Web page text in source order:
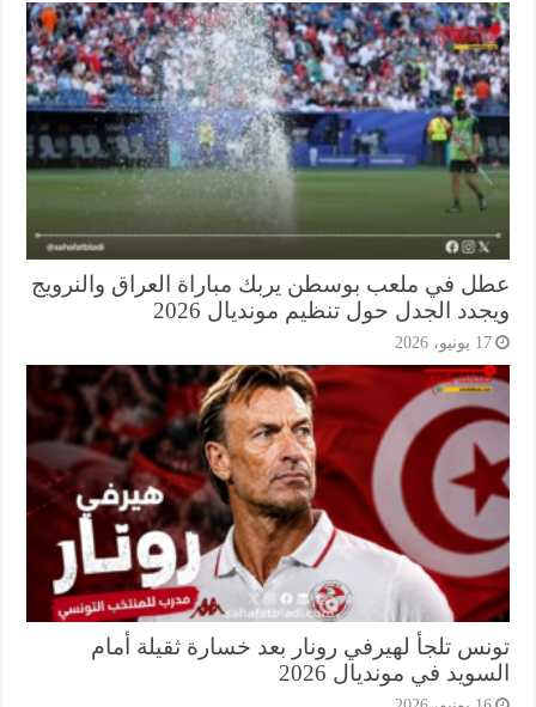
في ملعب بوسطن يربك مباراة العراق والنرويج
الجدل حول تنظيم مونديال 2026
تلجأ لهيرفي رونار بعد خسارة ثقيلة أمام
في مونديال 2026